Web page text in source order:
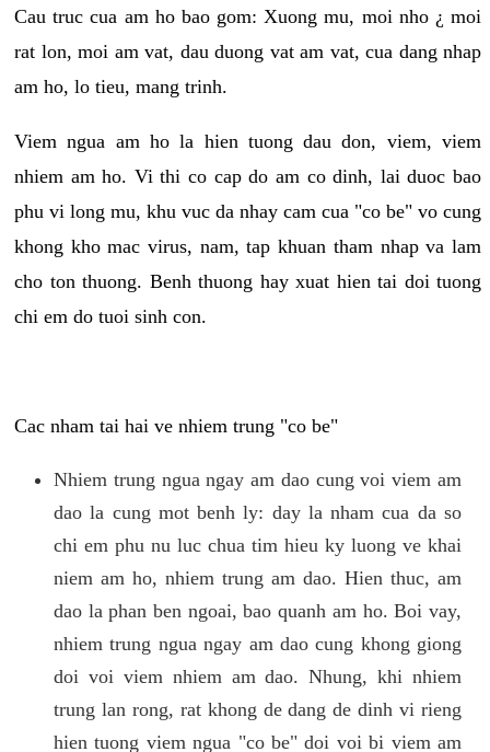
Cau truc cua am ho bao gom: Xuong mu, moi nho ¿ moi
rat lon, moi am vat, dau duong vat am vat, cua dang nhap
am ho, lo tieu, mang trinh.
Viem ngua am ho la hien tuong dau don, viem, viem
nhiem am ho. Vi thi co cap do am co dinh, lai duoc bao
phu vi long mu, khu vuc da nhay cam cua "co be" vo cung
khong kho mac virus, nam, tap khuan tham nhap va lam
cho ton thuong. Benh thuong hay xuat hien tai doi tuong
chi em do tuoi sinh con.
Cac nham tai hai ve nhiem trung "co be"
Nhiem trung ngua ngay am dao cung voi viem am
dao la cung mot benh ly: day la nham cua da so
chi em phu nu luc chua tim hieu ky luong ve khai
niem am ho, nhiem trung am dao. Hien thuc, am
dao la phan ben ngoai, bao quanh am ho. Boi vay,
nhiem trung ngua ngay am dao cung khong giong
doi voi viem nhiem am dao. Nhung, khi nhiem
trung lan rong, rat khong de dang de dinh vi rieng
hien tuong viem ngua "co be" doi voi bi viem am